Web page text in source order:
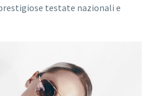
testate nazionali e